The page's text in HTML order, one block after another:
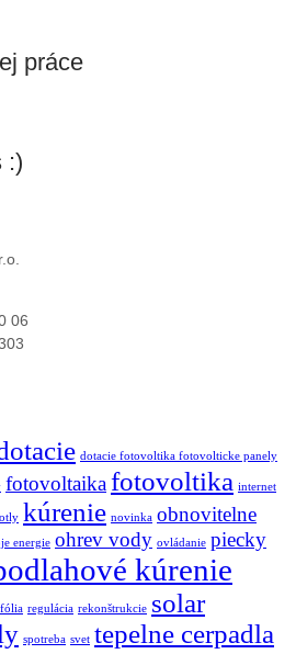
práce
:)
06
dotacie fotovoltika fotovolticke panely
fotovoltaikafotovoltika internet
kúrenie novinka obnovitelne
energie ohrev vody ovládanie piecky
kúrenie
regulácia rekonštrukcie solar
spotreba svet tepelne cerpadla